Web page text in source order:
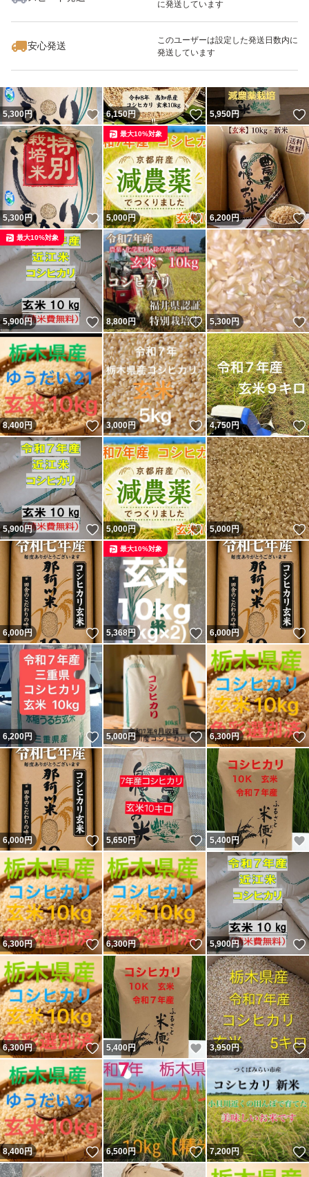
に発送しています
安心発送
このユーザーは設定した発送日数内に
発送しています
いいね！
7,500
5,300円 いいね！
6,150円 いいね！
5,950円
5,300円 いいね！
5,000円 いいね！
最大10%対象
6,200円
5,900円 いいね！
最大10%対象
8,800円 いいね！
5,300円
8,400円 いいね！
3,000円 いいね！
4,750円
5,900円 いいね！
5,000円 いいね！
5,000円
6,000円 いいね！
5,368円 いいね！
最大10%対象
6,000円
6,200円 いいね！
5,000円 いいね！
6,300円
6,000円 いいね！
5,650円 いいね！
5,400円
6,300円 いいね！
6,300円 いいね！
5,900円
6,300円 いいね！
5,400円 いいね！
3,950円
8,400円 いいね！
6,500円 いいね！
7,200円